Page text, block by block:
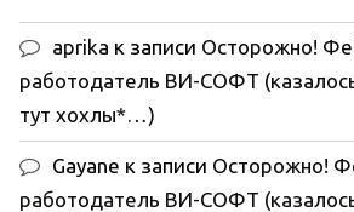
aprika к записи Осторожно!
работодатель ВИ-СОФТ
тут хохлы*…)
Gayane к записи Осторожно!
работодатель ВИ-СОФТ